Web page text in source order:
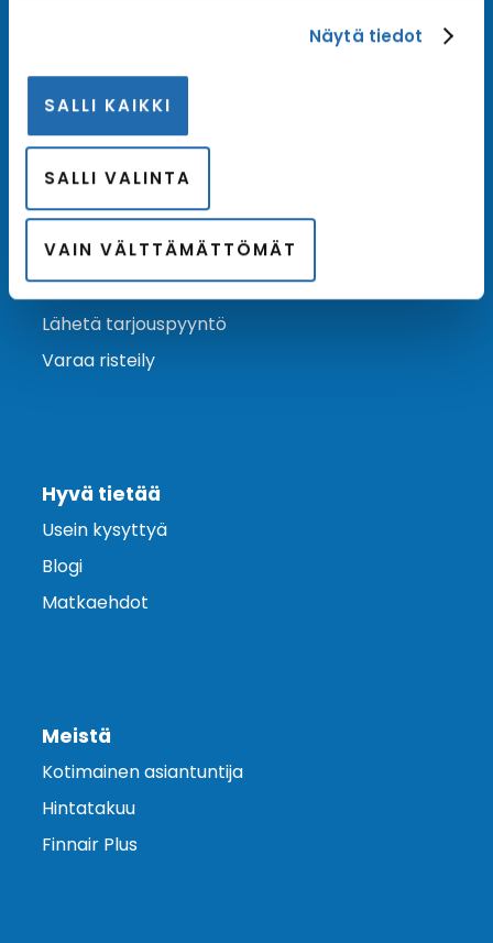
Näytä tiedot
SALLI KAIKKI
SALLI VALINTA
VAIN VÄLTTÄMÄTTÖMÄT
varustamoiden tarjouksista ja kampanjaeduista.
Ota yhteyttä
Asiakaspalvelu
Lähetä tarjouspyyntö
Varaa risteily
Hyvä tietää
Usein kysyttyä
Blogi
Matkaehdot
Meistä
Kotimainen asiantuntija
Hintatakuu
Finnair Plus